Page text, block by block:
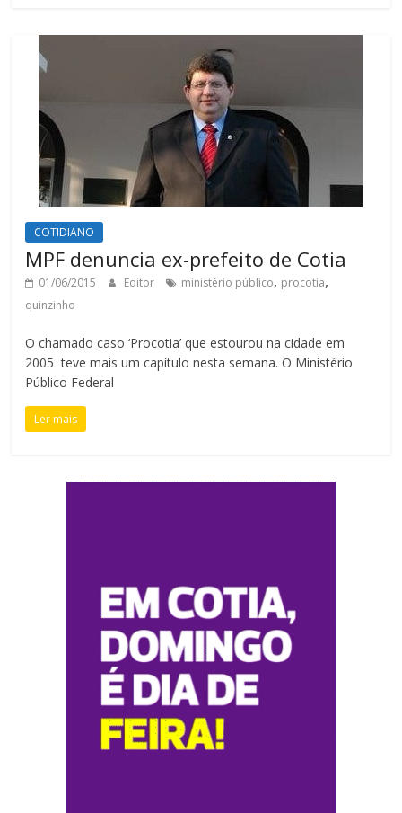
COTIDIANO
MPF denuncia ex-prefeito de Cotia
01/06/2015 Editor ministério público, procotia,
quinzinho
O chamado caso ‘Procotia’ que estourou na cidade em
2005 teve mais um capítulo nesta semana. O Ministério
Público Federal
Ler mais